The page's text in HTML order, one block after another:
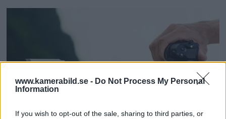
www.kamerabild.se - Do Not Process My Personal
Information
If you wish to opt-out of the sale, sharing to third parties, or